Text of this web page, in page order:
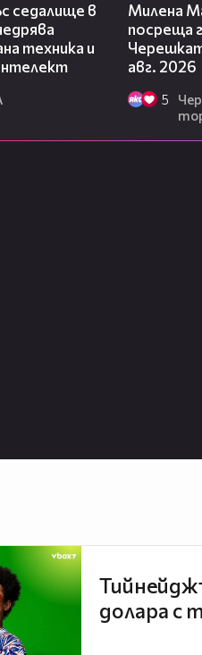
седалище в
техника и
Милена
посреща
авг. 2026
5
долара с